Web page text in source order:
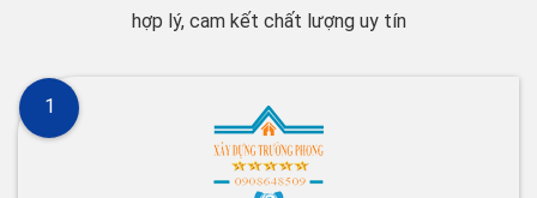
hợp lý, cam kết chất lượng uy tín
1